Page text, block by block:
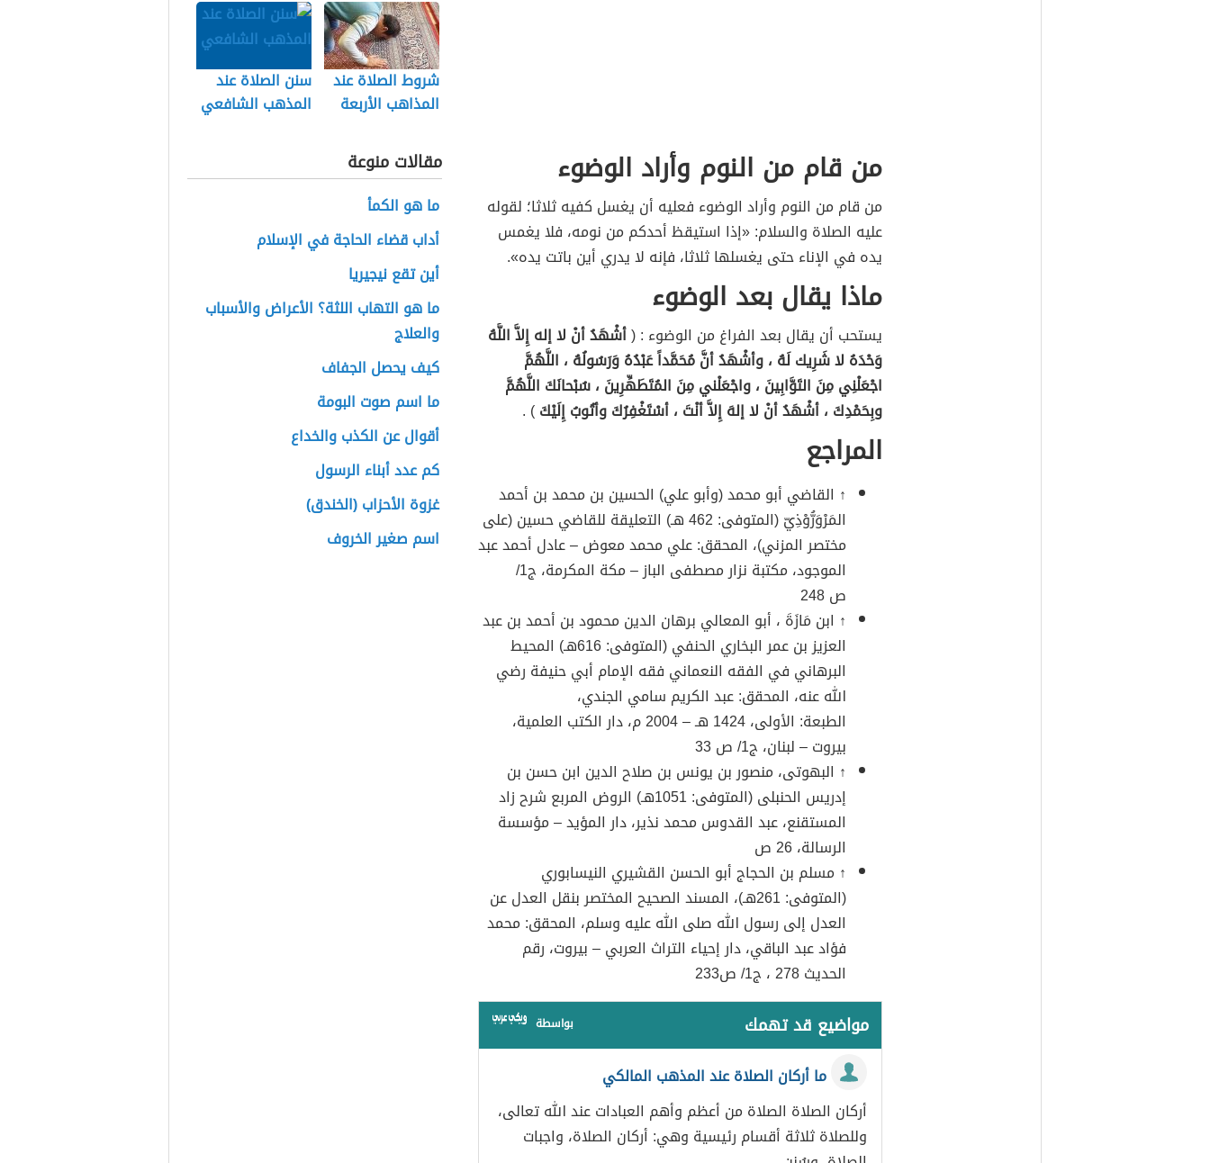
من قام من النوم وأراد الوضوء
من قام من النوم وأراد الوضوء فعليه أن يغسل كفيه ثلاثا؛ لقوله
عليه الصلاة والسلام: «إذا استيقظ أحدكم من نومه، فلا يغمس
يده في الإناء حتى يغسلها ثلاثا، فإنه لا يدري أين باتت يده».
ماذا يقال بعد الوضوء
يستحب أن يقال بعد الفراغ من الوضوء : (أشْهَدُ أنْ لا إله إِلاَّ اللَّهُ
وَحْدَهُ لا شَرِيك لَهُ ، وأشْهَدُ أنَّ مُحَمَّداً عَبْدُهُ وَرَسُولُهُ ، اللَّهُمَّ
اجْعَلْنِي مِنَ التَوَّابِينَ ، واجْعَلْني مِنَ المُتَطَهِّرِينَ ، سُبْحانَكَ اللَّهُمَّ
وبِحَمْدِكَ ، أشْهَدُ أنْ لا إلهَ إِلاَّ أنْتَ ، أسْتَغْفِرُكَ وأتُوبُ إِلَيْكَ) .
المراجع
↑ القاضي أبو محمد (وأبو علي) الحسين بن محمد بن أحمد
المَرْوَرُّوْذِيّ(المتوفى: 462 هـ)
التعليقة للقاضي حسين (على
مختصر المزني)، المحقق: علي محمد معوض – عادل أحمد عبد
الموجود، مكتبة نزار مصطفى الباز – مكة المكرمة، ج1/
ص 248
↑ ابن مَازَةَ ، أبو المعالي برهان الدين محمود بن أحمد بن عبد
العزيز بن عمر البخاري الحنفي (المتوفى: 616هـ)
المحيط
البرهاني في الفقه النعماني فقه الإمام أبي حنيفة رضي
الله عنه، المحقق:عبد الكريم سامي الجندي،
الطبعة: الأولى، 1424 هـ – 2004 م ،دار الكتب العلمية،
بيروت – لبنان، ج1/ ص
33
↑ البهوتى، منصور بن يونس بن صلاح الدين ابن حسن بن
إدريس الحنبلى(المتوفى: 1051هـ)
الروض المربع شرح زاد
المستقنع،عبد القدوس محمد نذير،دار المؤيد – مؤسسة
الرسالة، 26 ص
↑ مسلم بن الحجاج أبو الحسن القشيري النيسابوري
(المتوفى: 261هـ)، المسند الصحيح المختصر بنقل العدل عن
العدل إلى رسول الله صلى الله عليه وسلم، المحقق: محمد
فؤاد عبد الباقي، دار إحياء التراث العربي – بيروت، رقم
الحديث 278 ، ج1/ ص 233
مواضيع قد تهمك بواسطة
ما أركان الصلاة عند المذهب المالكي
أركان الصلاة الصلاة من أعظم وأهم العبادات عند الله تعالى،
وللصلاة ثلاثة أقسام رئيسية وهي: أركان الصلاة، واجبات
شروط الصلاة عند
المذاهب الأربعة
سنن الصلاة عند
المذهب الشافعي
مقالات منوعة
ما هو الكمأ
أداب قضاء الحاجة في الإسلام
أين تقع نيجيريا
ما هو التهاب اللثة؟ الأعراض والأسباب
والعلاج
كيف يحصل الجفاف
ما اسم صوت البومة
أقوال عن الكذب والخداع
كم عدد أبناء الرسول
غزوة الأحزاب (الخندق)
اسم صغير الخروف